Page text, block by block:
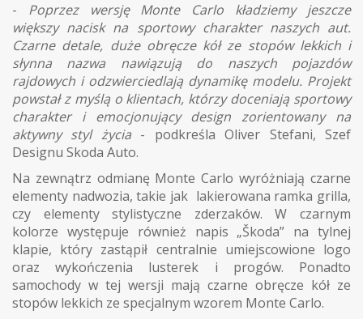
- Poprzez wersję Monte Carlo kładziemy jeszcze
większy nacisk na sportowy charakter naszych aut.
Czarne detale, duże obręcze kół ze stopów lekkich i
słynna nazwa nawiązują do naszych pojazdów
rajdowych i odzwierciedlają dynamikę modelu. Projekt
powstał z myślą o klientach, którzy doceniają sportowy
charakter i emocjonujący design zorientowany na
aktywny styl życia- podkreśla Oliver Stefani, Szef
Designu Skoda Auto.
Na zewnątrz odmianę Monte Carlo wyróżniają czarne
elementy nadwozia, takie jak lakierowana ramka grilla,
czy elementy stylistyczne zderzaków. W czarnym
kolorze występuje również napis „Škoda” na tylnej
klapie, który zastąpił centralnie umiejscowione logo
oraz wykończenia lusterek i progów. Ponadto
samochody w tej wersji mają czarne obręcze kół ze
stopów lekkich ze specjalnym wzorem Monte Carlo.